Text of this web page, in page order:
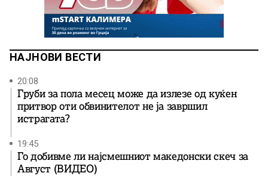
НАЈНОВИ ВЕСТИ
20:08
Груби за пола месец може да излезе од куќен
притвор оти обвинителот не ја завршил
истрагата?
19:45
Го добивме ли најсмешниот македонски скеч за
Август (ВИДЕО)